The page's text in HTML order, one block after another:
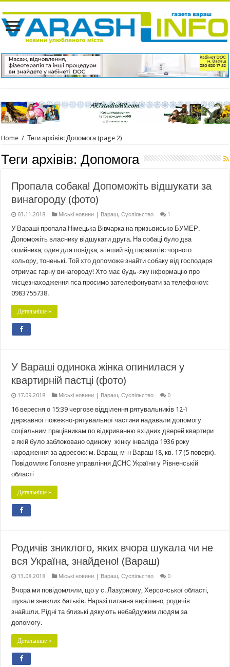
Home / Теги архівів: Допомога(page 2)
Теги архівів:Допомога
Пропала собака! Допоможіть відшукати за
винагороду (фото)
03.11.2018 Міські новини | Вараш,Суспільство 1
У Вараші пропала Німецька Вівчарка на призьвисько БУМЕР.
Допоможіть власнику відшукати друга. На собаці було два
ошийника, один для повідка, а інший від паразитів: чорного
кольору, тоненькі. Той хто допоможе знайти собаку від господаря
отримає гарну винагороду! Хто має будь-яку інформацію про
місцезнаходження пса просимо зателефонувати за телефоном:
0983755738.
Детальніше »
У Вараші одинока жінка опинилася у
квартирній пастці (фото)
17.09.2018 Міські новини | Вараш,Суспільство 0
16 вересня о 15:39 чергове відділення рятувальників 12-ї
державної пожежно-рятувальної частини надавали допомогу
соціальним працівникам по відкриванню вхідних дверей квартири
в якій було заблоковано одиноку жінку інваліда 1936 року
народження за адресою: м. Вараш, м-н Вараш 18, кв. 17 (5 поверх).
Повідомляє Головне управління ДСНС України у Рівненській
області
Детальніше »
Родичів зниклого, яких вчора шукала чи не
вся Україна, знайдено! (Вараш)
13.08.2018 Міські новини | Вараш,Суспільство 0
Вчора ми повідомляли, що у с. Лазурному, Херсонської області,
шукали зниклих батьків. Наразі питання вирішено, родичів
знайшли. Рідні та близькі дякують небайдужим людям за
допомогу.
Детальніше »